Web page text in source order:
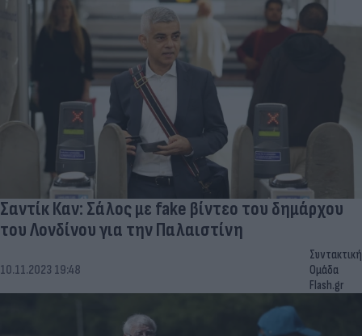
Σαντίκ Καν: Σάλος με fake βίντεο του δημάρχου
του Λονδίνου για την Παλαιστίνη
10.11.2023 19:48
Συντακτική
Ομάδα
Flash.gr